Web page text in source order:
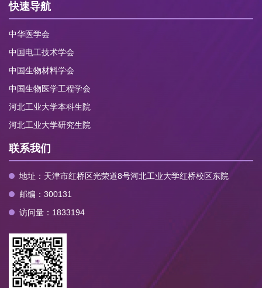
快速导航
中华医学会
中国电工技术学会
中国生物材料学会
中国生物医学工程学会
河北工业大学本科生院
河北工业大学研究生院
联系我们
地址：天津市红桥区光荣道8号河北工业大学红桥校区东院
邮编：300131
访问量： 1833194